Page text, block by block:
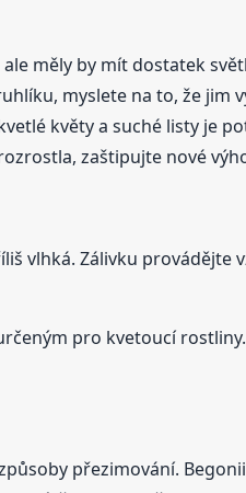
měly by mít dostatek
myslete na to, že jim
květy a suché listy je
zaštipujte nové
vlhká. Zálivku provádějte
pro kvetoucí
přezimování.